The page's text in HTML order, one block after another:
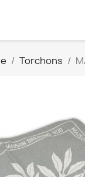
Torchons